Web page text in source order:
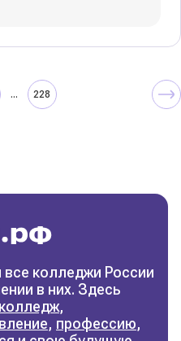
фильтры
... 228
колледжи России
в них. Здесь
колледж,
, профессию,